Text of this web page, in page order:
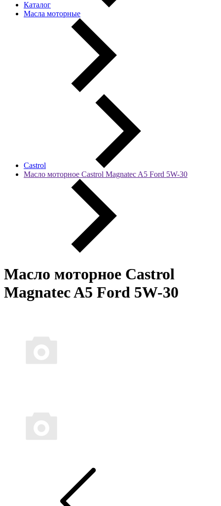
Каталог
Масла моторные
Castrol
Масло моторное Castrol Magnatec A5 Ford 5W-30
Масло моторное Castrol
Magnatec A5 Ford 5W-30